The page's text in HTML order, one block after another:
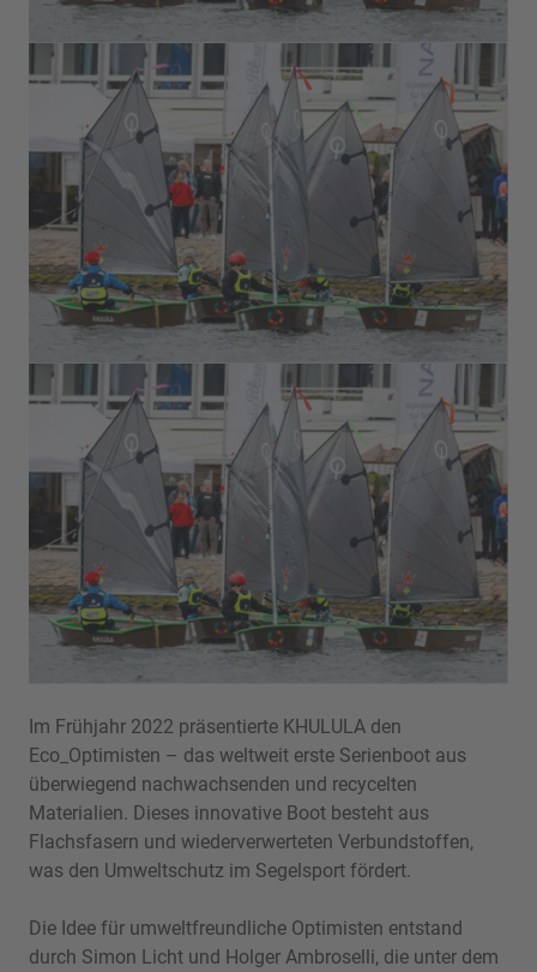
Im Frühjahr 2022 präsentierte KHULULA den
Eco_Optimisten – das weltweit erste Serienboot aus
überwiegend nachwachsenden und recycelten
Materialien. Dieses innovative Boot besteht aus
Flachsfasern und wiederverwerteten Verbundstoffen,
was den Umweltschutz im Segelsport fördert.
Die Idee für umweltfreundliche Optimisten entstand
durch Simon Licht und Holger Ambroselli, die unter dem